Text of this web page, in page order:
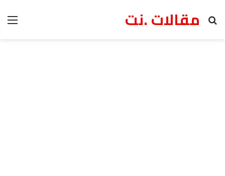
مقالات .نت
بحث عن